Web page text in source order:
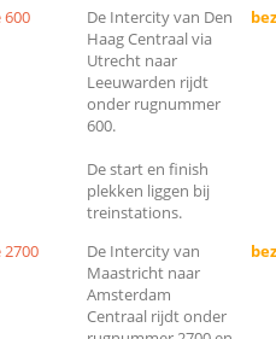
600
De Intercity van Den
Haag Centraal via
Utrecht naar
Leeuwarden rijdt
onder rugnummer
600.
De start en finish
plekken liggen bij
treinstations.
2700
De Intercity van
Maastricht naar
Amsterdam
Centraal rijdt onder